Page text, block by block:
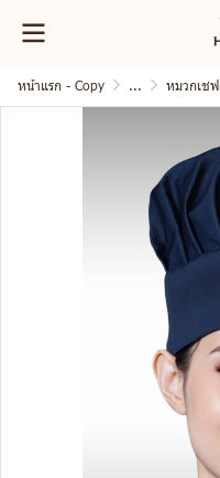
หน้าแรก - Copy ... หมวกเช